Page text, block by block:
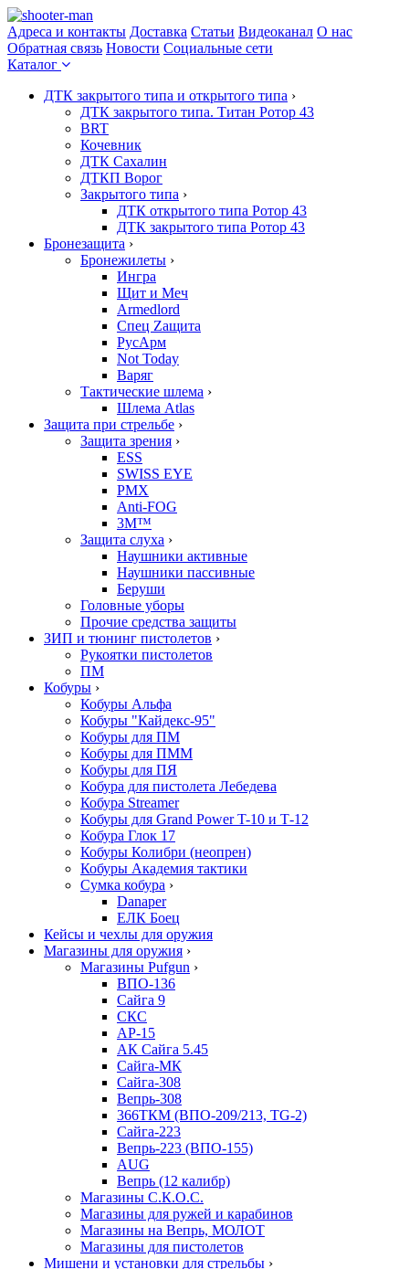
Адреса и контакты Доставка Статьи Видеоканал О нас
Обратная связь Новости Социальные сети
Каталог
ДТК закрытого типа и открытого типа ›
ДТК закрытого типа. Титан Ротор 43
BRT
Кочевник
ДТК Сахалин
ДТКП Ворог
Закрытого типа ›
ДТК открытого типа Ротор 43
ДТК закрытого типа Ротор 43
Бронезащита ›
Бронежилеты ›
Ингра
Щит и Меч
Armedlord
Спец Zащита
РусАрм
Not Today
Варяг
Тактические шлема ›
Шлема Atlas
Защита при стрельбе ›
Защита зрения ›
ESS
SWISS EYE
PMX
Anti-FOG
3M™
Защита слуха ›
Наушники активные
Наушники пассивные
Беруши
Головные уборы
Прочие средства защиты
ЗИП и тюнинг пистолетов ›
Рукоятки пистолетов
ПМ
Кобуры ›
Кобуры Альфа
Кобуры "Кайдекс-95"
Кобуры для ПМ
Кобуры для ПММ
Кобуры для ПЯ
Кобура для пистолета Лебедева
Кобура Streamer
Кобуры для Grand Power T-10 и Т-12
Кобура Глок 17
Кобуры Колибри (неопрен)
Кобуры Академия тактики
Сумка кобура ›
Danaper
ЕЛК Боец
Кейсы и чехлы для оружия
Магазины для оружия ›
Магазины Pufgun ›
ВПО-136
Сайга 9
СКС
АР-15
АК Сайга 5.45
Сайга-МК
Сайга-308
Вепрь-308
366ТКМ (ВПО-209/213, TG-2)
Сайга-223
Вепрь-223 (ВПО-155)
AUG
Вепрь (12 калибр)
Магазины С.К.О.С.
Магазины для ружей и карабинов
Магазины на Вепрь, МОЛОТ
Магазины для пистолетов
Мишени и установки для стрельбы ›